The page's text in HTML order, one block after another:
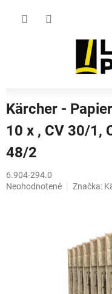
Kärcher -
10 x , CV 30/1,
48/2
6.904-294.0
Priemerné
Neohodnotené Značka: